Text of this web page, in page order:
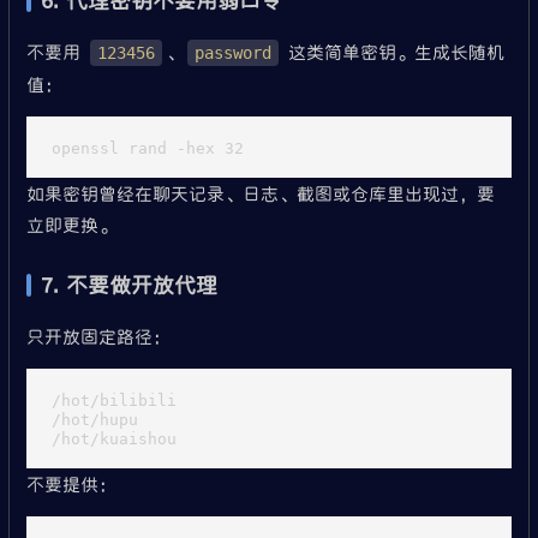
不要用 123456 、 password
这类简单密钥。生成长随机
值：
如果密钥曾经在聊天记录、日志、截图或仓库里出现过，要
立即更换。
7. 不要做开放代理
只开放固定路径：
/hot/bilibili
/hot/hupu
不要提供：